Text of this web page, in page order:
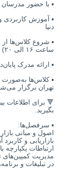
▪️ با حضور مدرسان
▪️ آموزش کاربردی
دنیا
ساعت ۱۶ الی ۲۰)
▪️ ارائه مدرک
▪️ کلاس‌ها به‌صورت
تهران برگزار
بگیرید.
▪️ سرفصل‌ها:
اصول و مبانی
بازاریابی و
ارتباطات یکپارچه
مدیریت کمپین‌های
در تبلیغات و